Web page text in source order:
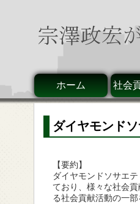
ホーム 社会
ダイヤモンド
【要約】
ダイヤモンドソサエ
ており、様々な社会
る社会貢献活動の一